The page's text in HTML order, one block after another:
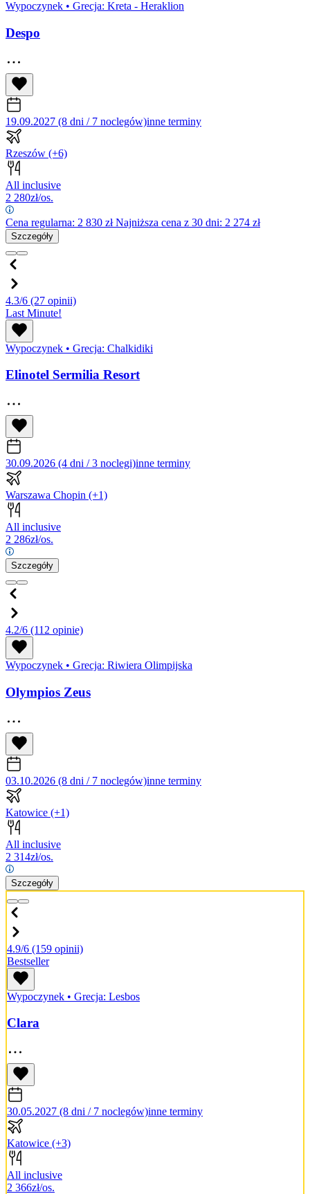
Wypoczynek • Grecja: Kreta - Heraklion
Despo
19.09.2027 (8 dni / 7 noclegów)inne terminy
Rzeszów (+6)
All inclusive
2 280zł/os.
Cena regularna: 2 830 złNajniższa cena z 30 dni: 2 274 zł
Szczegóły
4.3/6 (27 opinii)
Last Minute!
Wypoczynek • Grecja: Chalkidiki
Elinotel Sermilia Resort
30.09.2026 (4 dni / 3 noclegi)inne terminy
Warszawa Chopin (+1)
All inclusive
2 286zł/os.
Szczegóły
4.2/6 (112 opinie)
Wypoczynek • Grecja: Riwiera Olimpijska
Olympios Zeus
03.10.2026 (8 dni / 7 noclegów)inne terminy
Katowice (+1)
All inclusive
2 314zł/os.
Szczegóły
4.9/6 (159 opinii)
Bestseller
Wypoczynek • Grecja: Lesbos
Clara
30.05.2027 (8 dni / 7 noclegów)inne terminy
Katowice (+3)
All inclusive
2 366zł/os.